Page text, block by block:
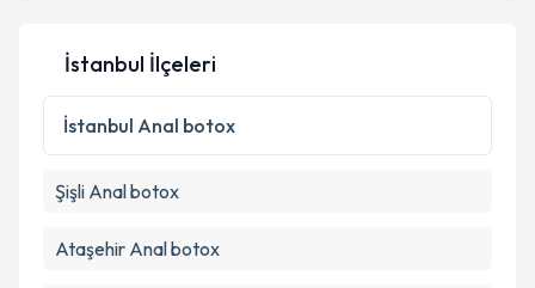
İstanbul İlçeleri
İstanbul Anal botox
Şişli Anal botox
Ataşehir Anal botox